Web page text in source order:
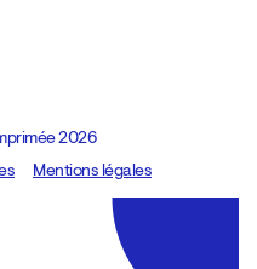
2026
Mentions légales